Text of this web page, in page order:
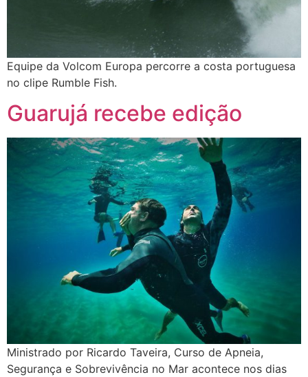
Equipe da Volcom Europa percorre a costa portuguesa
no clipe Rumble Fish.
Guarujá recebe edição
Ministrado por Ricardo Taveira, Curso de Apneia,
Segurança e Sobrevivência no Mar acontece nos dias